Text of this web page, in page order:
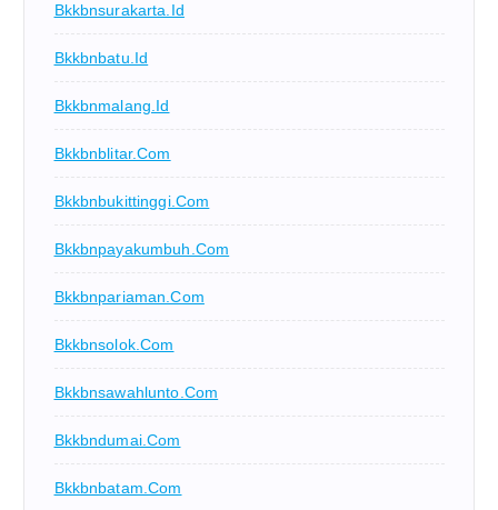
Bkkbnsurakarta.id
Bkkbnbatu.id
Bkkbnmalang.id
Bkkbnblitar.com
Bkkbnbukittinggi.com
Bkkbnpayakumbuh.com
Bkkbnpariaman.com
Bkkbnsolok.com
Bkkbnsawahlunto.com
Bkkbndumai.com
Bkkbnbatam.com